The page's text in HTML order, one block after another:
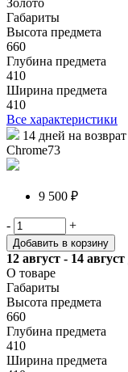
Габариты
Высота предмета
660
Глубина предмета
410
Ширина предмета
410
Все характеристики
14 дней на возврат
Chrome73
9 500 ₽
- +
Добавить в корзину
12 август - 14 август
О товаре
Габариты
Высота предмета
660
Глубина предмета
410
Ширина предмета